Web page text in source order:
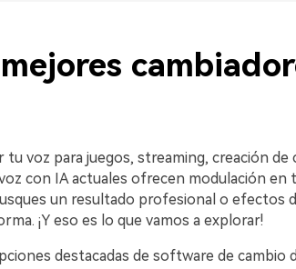
tu voz para juegos, streaming, creación
con IA actuales ofrecen modulación en
un resultado profesional o efectos
¡Y eso es lo que vamos a explorar!
destacadas de software de cambio